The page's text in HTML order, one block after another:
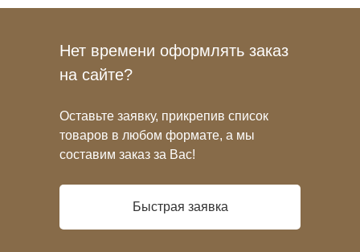
Нет времени оформлять заказ
на сайте?
Оставьте заявку, прикрепив список
товаров в любом формате, а мы
составим заказ за Вас!
Быстрая заявка